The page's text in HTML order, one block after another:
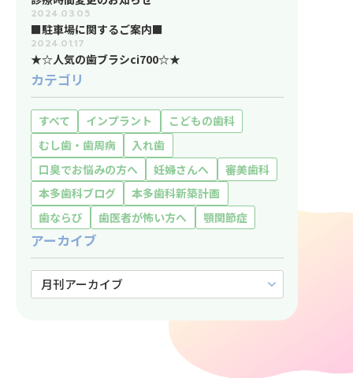
2024.03.05
■駐車場に関するご案内■
2024.01.17
★☆人気の歯ブラシci700☆★
カテゴリ
すべて インプラント
こどもの歯科
むし歯・歯周病
入れ歯
口臭でお悩みの方へ
妊婦さんへ
審美歯科
本多歯科ブログ
本多歯科新築計画
歯ならび
歯医者が怖い方へ 顎関節症
アーカイブ